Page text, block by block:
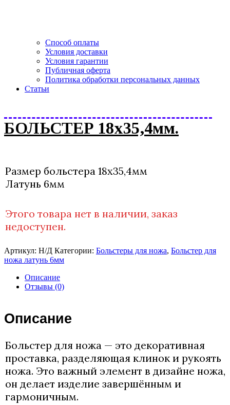
Способ оплаты
Условия доставки
Условия гарантии
Публичная оферта
Политика обработки персональных данных
Статьи
БОЛЬСТЕР 18х35,4мм.
Размер больстера 18х35,4мм
Латунь 6мм
Этого товара нет в наличии, заказ
недоступен.
Артикул: Н/Д Категории: Больстеры для ножа, Больстер для
ножа латунь 6мм
Описание
Отзывы (0)
Описание
Больстер для ножа — это декоративная
проставка, разделяющая клинок и рукоять
ножа. Это важный элемент в дизайне ножа,
он делает изделие завершённым и
гармоничным.